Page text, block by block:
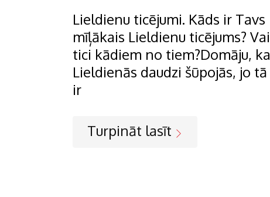
Lieldienu ticējumi. Kāds ir Tavs
mīļākais Lieldienu ticējums? Vai
tici kādiem no tiem?Domāju, ka
Lieldienās daudzi šūpojās, jo tā
ir
Turpināt lasīt